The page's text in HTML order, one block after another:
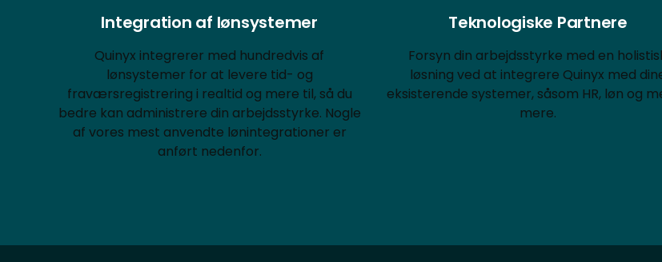
Integration af lønsystemer
Quinyx integrerer med hundredvis af
lønsystemer for at levere tid- og
fraværsregistrering i realtid og mere til, så du
bedre kan administrere din arbejdsstyrke. Nogle
af vores mest anvendte lønintegrationer er
anført nedenfor.
Teknologiske Partnere
Forsyn din arbejdsstyrke med en
løsning ved at integrere Quinyx med
eksisterende systemer, såsom HR, løn og
mere.